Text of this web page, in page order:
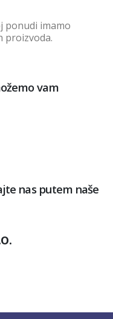
ponudi imamo
proizvoda.
vam
nas putem naše